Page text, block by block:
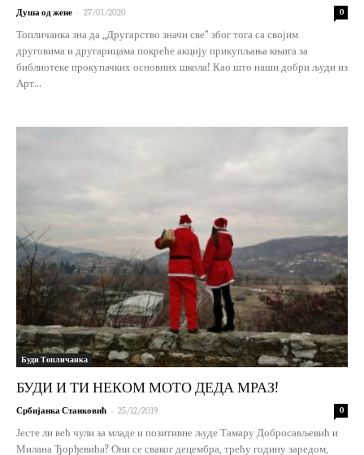
Душа од жене - 27/01/2020 0
Топличанка зна да „Другарство значи све“ због тога са својим
друговима и другарицама покреће акцију прикупљања књига за
библиотеке прокупачких основних школа! Као што наши добри људи из
Арт...
Буди Топличанка
БУДИ И ТИ НЕКОМ МОТО ДЕДА МРАЗ!
Србијанка Станковић - 25/12/2019 0
Јесте ли већ чули за младе и позитивне људе Тамару Добросављевић и
Милана Ђорђевића? Они се сваког децембра, трећу годину заредом,